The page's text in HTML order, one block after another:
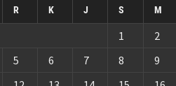
R K J S M
1
2
5 6 7 8
9